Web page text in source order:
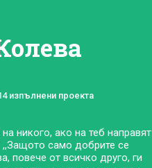
изпълнени проекта
никого, ако на теб направят
само добрите се
повече от всичко друго, ги